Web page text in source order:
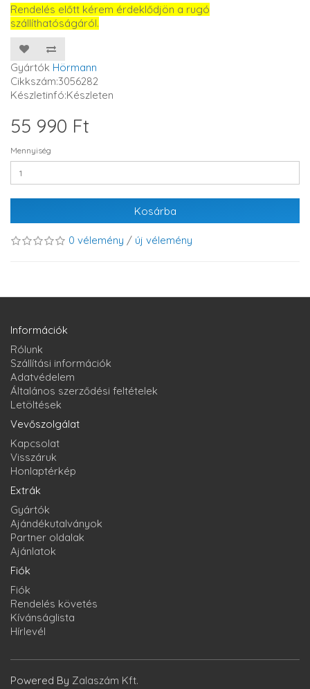
Rendelés előtt kérem érdeklődjön a rugó
szállíthatóságáról.
Gyártók Hörmann
Cikkszám:3056282
Készletinfó:Készleten
55 990 Ft
Mennyiség
Kosárba
0 vélemény / új vélemény
Információk
Rólunk
Szállítási információk
Adatvédelem
Általános szerződési feltételek
Letöltések
Vevőszolgálat
Kapcsolat
Visszáruk
Honlaptérkép
Extrák
Gyártók
Ajándékutalványok
Partner oldalak
Ajánlatok
Fiók
Fiók
Rendelés követés
Kívánságlista
Hírlevél
Powered By Zalaszám Kft.